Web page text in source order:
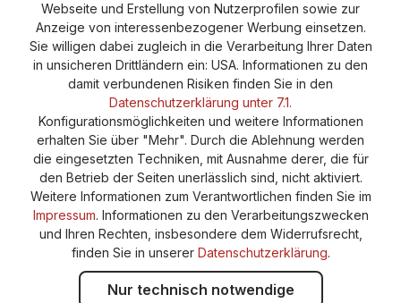
Webseite und Erstellung von Nutzerprofilen sowie zur
Anzeige von interessenbezogener Werbung einsetzen.
Sie willigen dabei zugleich in die Verarbeitung Ihrer Daten
in unsicheren Drittländern ein: USA. Informationen zu den
damit verbundenen Risiken finden Sie in den
Datenschutzerklärung unter 7.1.
Konfigurationsmöglichkeiten und weitere Informationen
erhalten Sie über "Mehr". Durch die Ablehnung werden
die eingesetzten Techniken, mit Ausnahme derer, die für
den Betrieb der Seiten unerlässlich sind, nicht aktiviert.
Weitere Informationen zum Verantwortlichen finden Sie im
Impressum. Informationen zu den Verarbeitungszwecken
und Ihren Rechten, insbesondere dem Widerrufsrecht,
finden Sie in unserer Datenschutzerklärung.
Nur technisch notwendige